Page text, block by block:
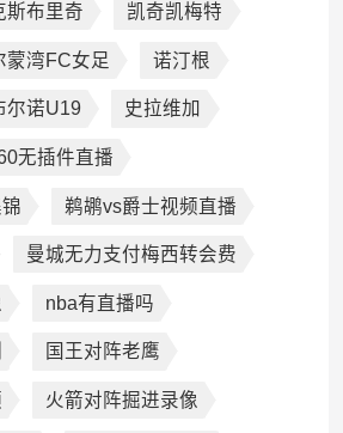
斯布里奇 凯奇凯梅特
蒙湾FC女足 诺汀根
尔诺U19 史拉维加
无插件直播
鹈鹕vs爵士视频直播
曼城无力支付梅西转会费
nba有直播吗
国王对阵老鹰
火箭对阵掘进录像